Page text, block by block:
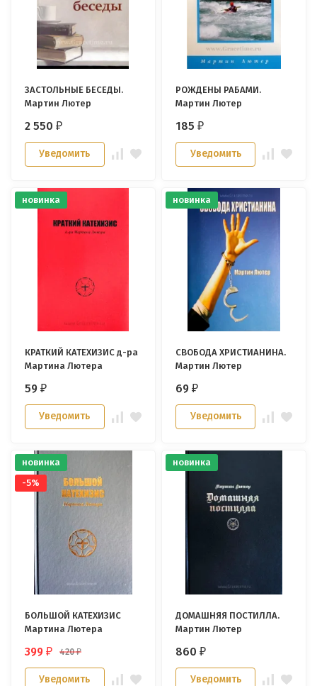
ЗАСТОЛЬНЫЕ БЕСЕДЫ.
Мартин Лютер
2 550₽
Уведомить
РОЖДЕНЫ РАБАМИ.
Мартин Лютер
185₽
Уведомить
новинка
КРАТКИЙ КАТЕХИЗИС д-ра
Мартина Лютера
59₽
Уведомить
новинка
СВОБОДА ХРИСТИАНИНА.
Мартин Лютер
69₽
Уведомить
новинка
-5%
БОЛЬШОЙ КАТЕХИЗИС
Мартина Лютера
399₽ 420₽
Уведомить
новинка
ДОМАШНЯЯ ПОСТИЛЛА.
Мартин Лютер
860₽
Уведомить